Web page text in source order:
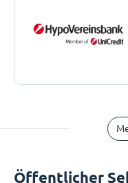
Öffentlicher